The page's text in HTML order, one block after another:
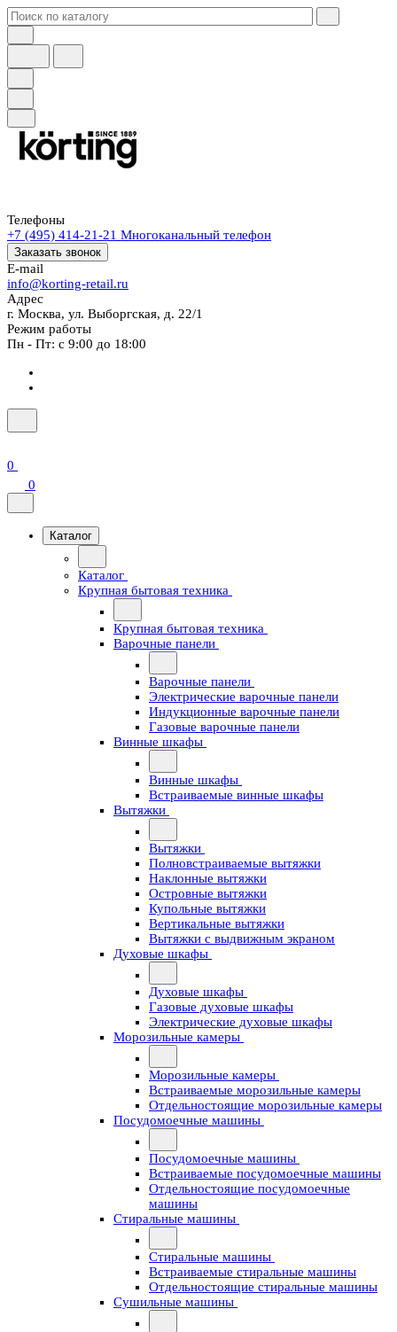
Телефоны
+7 (495) 414-21-21 Многоканальный телефон
Заказать звонок
E-mail
info@korting-retail.ru
Адрес
г. Москва, ул. Выборгская, д. 22/1
Режим работы
Пн - Пт: с 9:00 до 18:00
0
0
Каталог
Каталог
Крупная бытовая техника
Крупная бытовая техника
Варочные панели
Варочные панели
Электрические варочные панели
Индукционные варочные панели
Газовые варочные панели
Винные шкафы
Винные шкафы
Встраиваемые винные шкафы
Вытяжки
Вытяжки
Полновстраиваемые вытяжки
Наклонные вытяжки
Островные вытяжки
Купольные вытяжки
Вертикальные вытяжки
Вытяжки с выдвижным экраном
Духовые шкафы
Духовые шкафы
Газовые духовые шкафы
Электрические духовые шкафы
Морозильные камеры
Морозильные камеры
Встраиваемые морозильные камеры
Отдельностоящие морозильные камеры
Посудомоечные машины
Посудомоечные машины
Встраиваемые посудомоечные машины
Отдельностоящие посудомоечные
машины
Стиральные машины
Стиральные машины
Встраиваемые стиральные машины
Отдельностоящие стиральные машины
Сушильные машины